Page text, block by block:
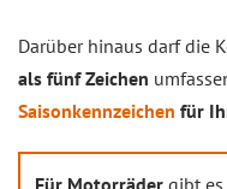
Darüber hinaus darf die
als fünf Zeichen
Saisonkennzeichen für
Für Motorräder gibt